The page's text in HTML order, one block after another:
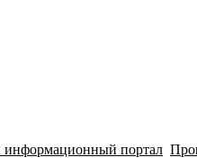
информационный портал